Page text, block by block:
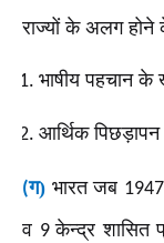
राज्यों के अलग
भाषीय पहचान के
आर्थिक पिछड़ापन
(ग) भारत जब
व 9केन्द्र